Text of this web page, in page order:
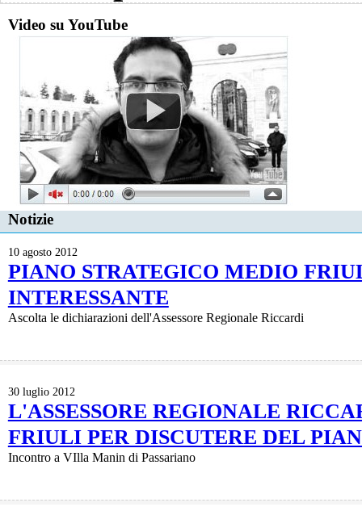
Video su YouTube
Notizie
10 agosto 2012
PIANO STRATEGICO MEDIO
INTERESSANTE
Ascolta le dichiarazioni dell'Assessore Regionale Riccardi
30 luglio 2012
L'ASSESSORE REGIONALE
FRIULI PER DISCUTERE DEL
Incontro a VIlla Manin di Passariano